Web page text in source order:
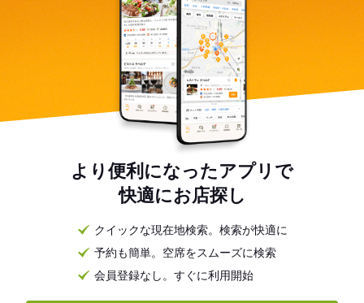
より便利になったアプリで
快適にお店探し
クイックな現在地検索。検索が快適に
予約も簡単。空席をスムーズに検索
会員登録なし。すぐに利用開始